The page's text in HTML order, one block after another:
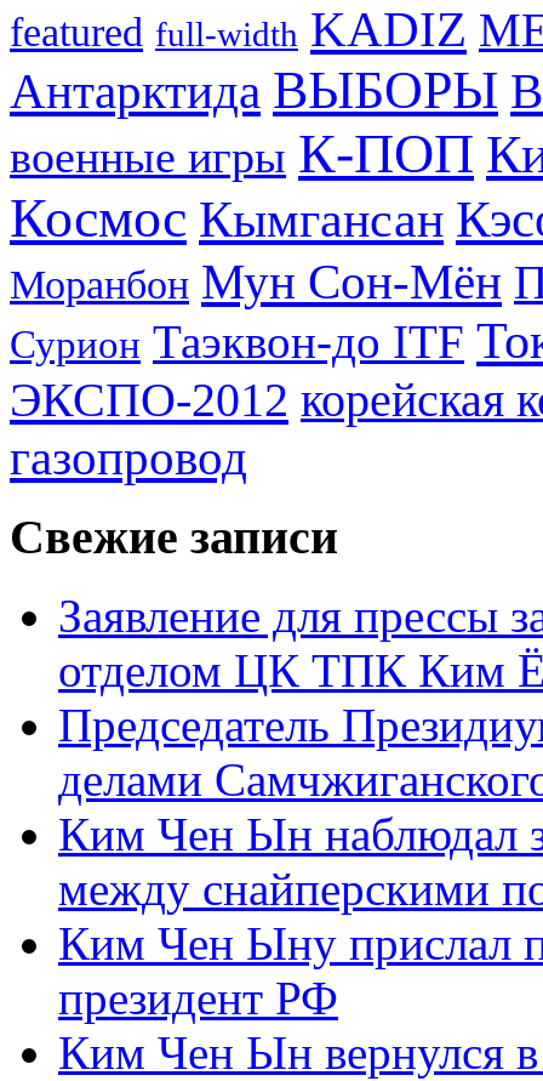
featured full-width KADIZ
Антарктида ВЫБОРЫ
военные игры К-ПОП
Космос Кымгансан
Моранбон Мун Сон-Мён
Сурион Таэквон-до ITF
ЭКСПО-2012 корейская
газопровод
Свежие записи
Заявление для прессы
отделом ЦК ТПК Ким
Председатель
делами
Ким Чен Ын наблюдал
между снайперскими
Ким Чен Ыну прислал
президент РФ
Ким Чен Ын вернулся